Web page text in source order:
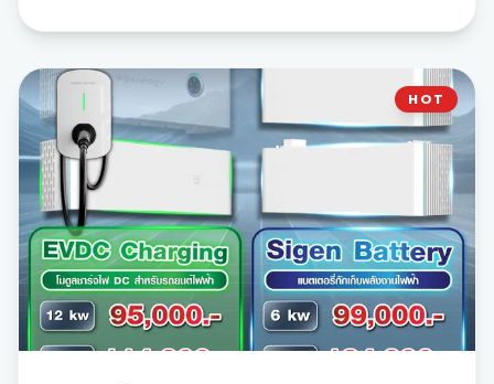
ช่วงเวลากลางคืนหรือไฟดับ
Paco 5 KW:46,500.- | 10 KW:
| 16 KW:
111,000.-
Dyness 5 KW:68,500.- | 10 KW:103,000.-| 16
KW:133,000.-
*หมายเหตุ: ราคายังไม่รวมภาษีมูลค่าเพิ่ม 7%
HOT